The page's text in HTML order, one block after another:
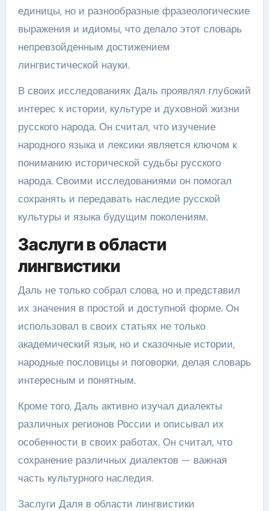
единицы, но и разнообразные фразеологические
выражения и идиомы, что делало этот словарь
непревзойденным достижением
лингвистической науки.
В своих исследованиях Даль проявлял глубокий
интерес к истории, культуре и духовной жизни
русского народа. Он считал, что изучение
народного языка и лексики является ключом к
пониманию исторической судьбы русского
народа. Своими исследованиями он помогал
сохранять и передавать наследие русской
культуры и языка будущим поколениям.
Заслуги в области
лингвистики
Даль не только собрал слова, но и представил
их значения в простой и доступной форме. Он
использовал в своих статьях не только
академический язык, но и сказочные истории,
народные пословицы и поговорки, делая словарь
интересным и понятным.
Кроме того, Даль активно изучал диалекты
различных регионов России и описывал их
особенности в своих работах. Он считал, что
сохранение различных диалектов — важная
часть культурного наследия.
Заслуги Даля в области лингвистики